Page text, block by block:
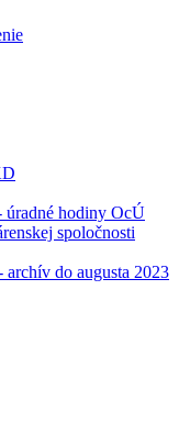
úradné hodiny OcÚ
spoločnosti
do augusta 2023